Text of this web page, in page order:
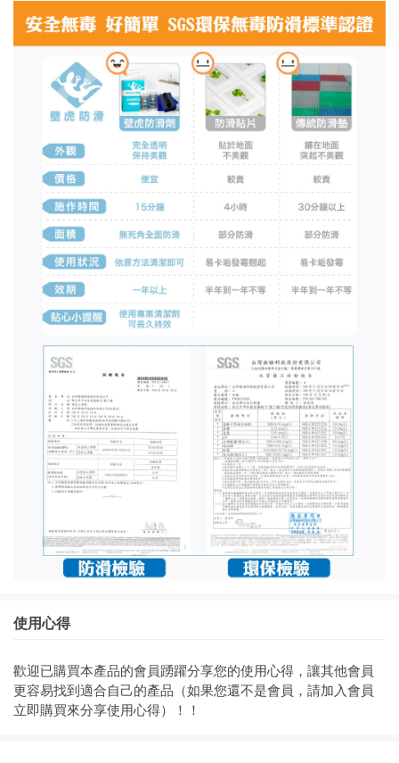
使用心得
歡迎已購買本產品的會員踴躍分享您的使用心得，讓其他會員
更容易找到適合自己的產品（如果您還不是會員，請加入會員
立即購買來分享使用心得）！！